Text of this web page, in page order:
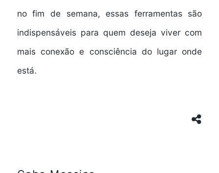
no fim de semana, essas ferramentas são
indispensáveis para quem deseja viver com
mais conexão e consciência do lugar onde
está.